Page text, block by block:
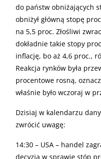
do państw obniżających
obniżył główną stopę
na 5,5 proc. Złośliwi
dokładnie takie stopy
inflację, bo aż 4,6 proc.,
Reakcja rynków była
procentowe rosną,
właśnie było wczoraj w
Dzisiaj w kalendarzu
zwrócić uwagę:
14:30 – USA – handel
decyzja w sprawie stóp